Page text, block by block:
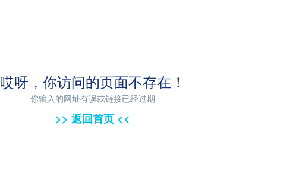
哎呀，你访问的页面不存在！
你输入的网址有误或链接已经过期
>> 返回首页 <<